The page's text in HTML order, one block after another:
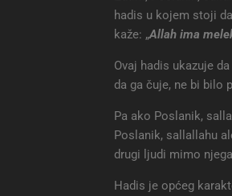
hadis u kojem stoji
kaže: „Allah ima
Ovaj hadis ukazuje
da ga čuje, ne bi bilo
Pa ako Poslanik,
Poslanik, sallallahu
drugi ljudi mimo
Hadis je općeg